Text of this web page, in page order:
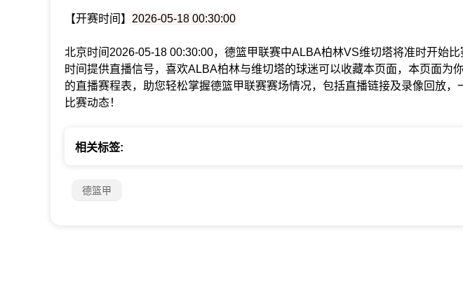
【开赛时间】 2026-05-18 00:30:00
北京时间2026-05-18 00:30:00，德篮甲联赛中ALBA柏林VS维切塔将准时开始
时间提供直播信号，喜欢ALBA柏林与维切塔的球迷可以收藏本页面，本页面为
的直播赛程表，助您轻松掌握德篮甲联赛赛场情况，包括直播链接及录像回放，
比赛动态！
相关标签:
德篮甲